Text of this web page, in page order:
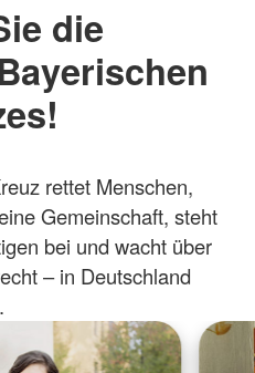
die
rettet Menschen,
Gemeinschaft, steht
bei und wacht über
– in Deutschland